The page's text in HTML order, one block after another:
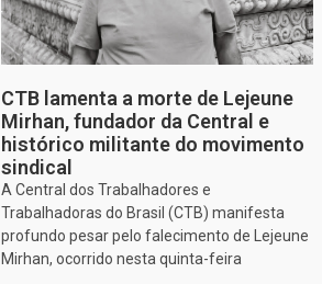
CTB lamenta a morte de Lejeune
Mirhan, fundador da Central e
histórico militante do movimento
sindical
A Central dos Trabalhadores e
Trabalhadoras do Brasil (CTB) manifesta
profundo pesar pelo falecimento de Lejeune
Mirhan, ocorrido nesta quinta-feira